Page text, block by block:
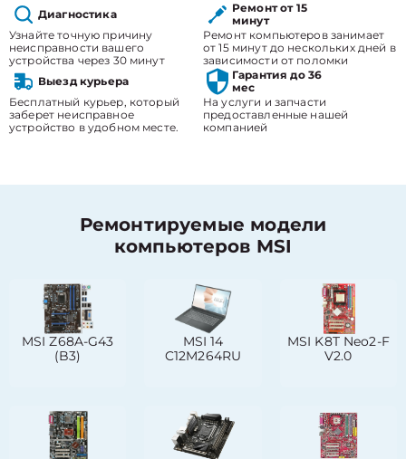
Диагностика
Узнайте точную причину
неисправности вашего
устройства через 30 минут
Ремонт от 15
минут
Ремонт компьютеров занимает
от 15 минут до нескольких дней в
зависимости от поломки
Выезд курьера
Бесплатный курьер, который
заберет неисправное
устройство в удобном месте.
Гарантия до 36
мес
На услуги и запчасти
предоставленные нашей
компанией
Ремонтируемые модели
компьютеров MSI
MSI Z68A-G43
(B3)
MSI 14
C12M264RU
MSI K8T Neo2-F
V2.0